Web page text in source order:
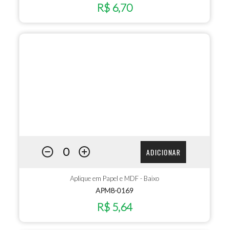
R$ 6,70
ADICIONAR
Aplique em Papel e MDF - Baixo
APM8-0169
R$ 5,64